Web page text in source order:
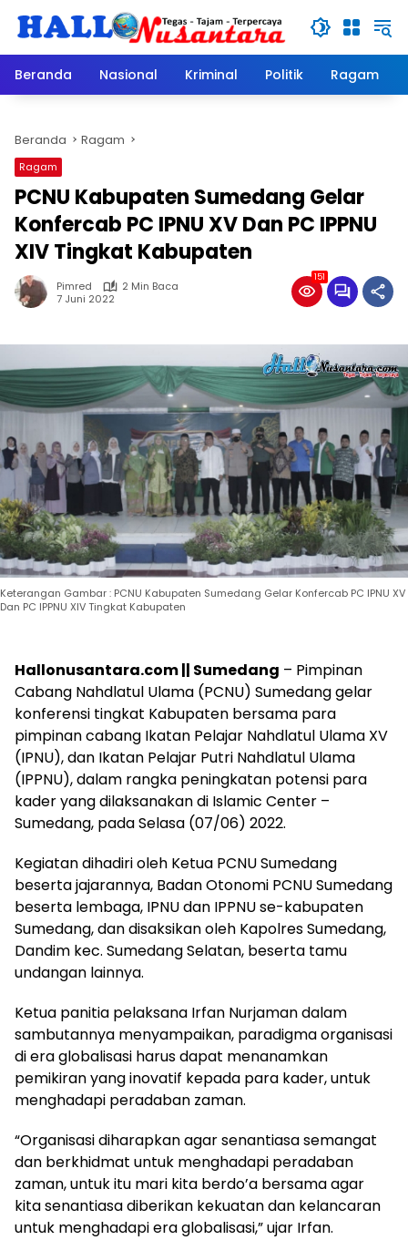
Beranda
Nasional Kriminal Politik Ragam
Beranda Ragam
Ragam
PCNU Kabupaten Sumedang Gelar
Konfercab PC IPNU XV Dan PC IPPNU
XIV Tingkat Kabupaten
Pimred
2 Min Baca
7 Juni 2022
151
Keterangan Gambar : PCNU Kabupaten Sumedang Gelar Konfercab PC IPNU XV
Dan PC IPPNU XIV Tingkat Kabupaten
Hallonusantara.com || Sumedang – Pimpinan
Cabang Nahdlatul Ulama (PCNU) Sumedang gelar
konferensi tingkat Kabupaten bersama para
pimpinan cabang Ikatan Pelajar Nahdlatul Ulama XV
(IPNU), dan Ikatan Pelajar Putri Nahdlatul Ulama
(IPPNU), dalam rangka peningkatan potensi para
kader yang dilaksanakan di Islamic Center –
Sumedang, pada Selasa (07/06) 2022.
Kegiatan dihadiri oleh Ketua PCNU Sumedang
beserta jajarannya, Badan Otonomi PCNU Sumedang
beserta lembaga, IPNU dan IPPNU se-kabupaten
Sumedang, dan disaksikan oleh Kapolres Sumedang,
Dandim kec. Sumedang Selatan, beserta tamu
undangan lainnya.
Ketua panitia pelaksana Irfan Nurjaman dalam
sambutannya menyampaikan, paradigma organisasi
di era globalisasi harus dapat menanamkan
pemikiran yang inovatif kepada para kader, untuk
menghadapi peradaban zaman.
“Organisasi diharapkan agar senantiasa semangat
dan berkhidmat untuk menghadapi peradaban
zaman, untuk itu mari kita berdo’a bersama agar
kita senantiasa diberikan kekuatan dan kelancaran
untuk menghadapi era globalisasi,” ujar Irfan.